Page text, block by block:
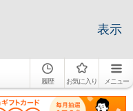
表示
履歴 お気に入り メニュー